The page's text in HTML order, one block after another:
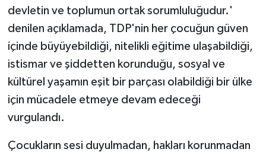
devletin ve toplumun ortak sorumluluğudur.'
denilen açıklamada, TDP'nin her çocuğun güven
içinde büyüyebildiği, nitelikli eğitime ulaşabildiği,
istismar ve şiddetten korunduğu, sosyal ve
kültürel yaşamın eşit bir parçası olabildiği bir ülke
için mücadele etmeye devam edeceği
vurgulandı.
Çocukların sesi duyulmadan, hakları korunmadan